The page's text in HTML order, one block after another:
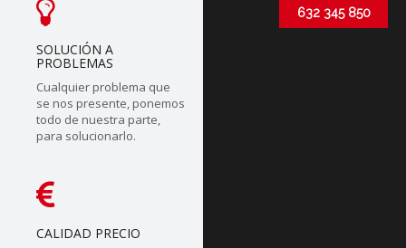
SOLUCIÓN A
PROBLEMAS
Cualquier problema que
se nos presente, ponemos
todo de nuestra parte,
para solucionarlo.
CALIDAD PRECIO
632 345 850